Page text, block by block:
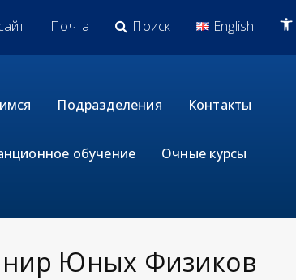
Почта Поиск English
Подразделения Контакты
обучение Очные курсы
Юных Физиков